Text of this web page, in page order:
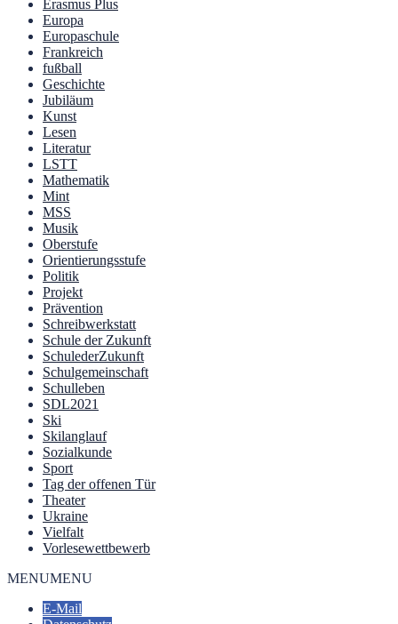
Erasmus Plus
Europa
Europaschule
Frankreich
fußball
Geschichte
Jubiläum
Kunst
Lesen
Literatur
LSTT
Mathematik
Mint
MSS
Musik
Oberstufe
Orientierungsstufe
Politik
Projekt
Prävention
Schreibwerkstatt
Schule der Zukunft
SchulederZukunft
Schulgemeinschaft
Schulleben
SDL2021
Ski
Skilanglauf
Sozialkunde
Sport
Tag der offenen Tür
Theater
Ukraine
Vielfalt
Vorlesewettbewerb
MENUMENU
E-Mail